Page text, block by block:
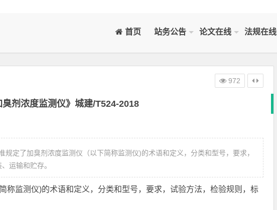
首页 站务公告 论文在线 法规在线
臭剂浓度监测仪》城建/T524-2018
规定了加臭剂浓度监测仪（以下简称监测仪)的术语和定义，分类和型号，要求，
运输和贮存。
称监测仪)的术语和定义，分类和型号，要求，试验方法，检验规则，标
972